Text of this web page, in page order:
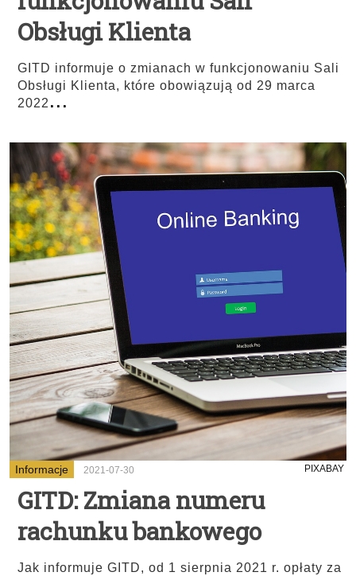
Obsługi Klienta
GITD informuje o zmianach w funkcjonowaniu Sali
Obsługi Klienta, które obowiązują od 29 marca
2022...
Informacje 2021-07-30 PIXABAY
GITD: Zmiana numeru
rachunku bankowego
Jak informuje GITD, od 1 sierpnia 2021 r. opłaty za